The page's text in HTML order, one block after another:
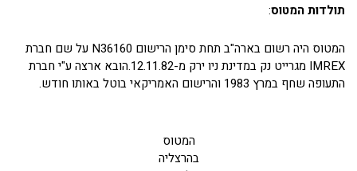
תולדות המטוס:
המטוס היה רשום בארה"ב תחת סימן הרישום N36160 על שם חברת
IMREX מגרייט נק במדינת ניו ירק מ-12.11.82.הובא ארצה ע"י חברת
התעופה שחף במרץ 1983 והרישום האמריקאי בוטל באותו חודש.
המטוס
בהרצליה